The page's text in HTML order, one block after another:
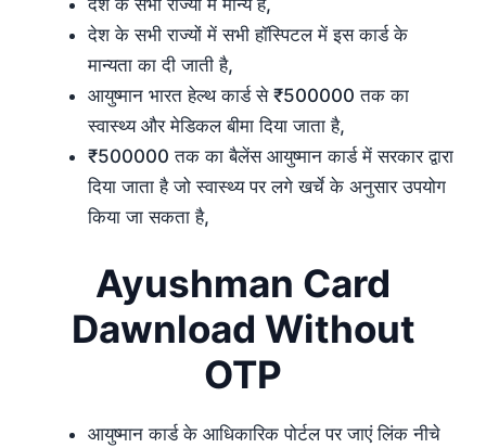
देश के सभी राज्यों में मान्य है,
देश के सभी राज्यों में सभी हॉस्पिटल में इस कार्ड के
मान्यता का दी जाती है,
आयुष्मान भारत हेल्थ कार्ड से ₹500000 तक का
स्वास्थ्य और मेडिकल बीमा दिया जाता है,
₹500000 तक का बैलेंस आयुष्मान कार्ड में सरकार द्वारा
दिया जाता है जो स्वास्थ्य पर लगे खर्चे के अनुसार उपयोग
किया जा सकता है,
Ayushman Card
Dawnload Without
OTP
आयुष्मान कार्ड के आधिकारिक पोर्टल पर जाएं लिंक नीचे